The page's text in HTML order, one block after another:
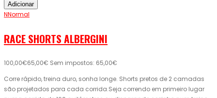
Adicionar
NNormal
RACE SHORTS ALBERGINI
100,00€65,00€ Sem impostos: 65,00€
Corre rápido, treina duro, sonha longe. Shorts pretos de 2 camadas
são projetados para cada corrida.Seja correndo em primeiro lugar